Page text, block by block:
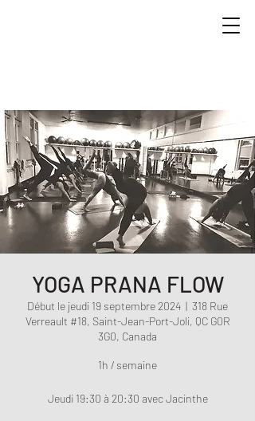
YOGA PRANA FLOW
Début le jeudi 19 septembre 2024
  |
318 Rue
Verreault #18, Saint-Jean-Port-Joli, QC G0R
3G0, Canada
1h / semaine
Jeudi 19:30 à 20:30 avec Jacinthe